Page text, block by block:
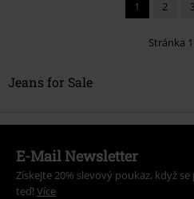
1 2
Stránka
Jeans for Sale
E-Mail Newsletter
Získejte 20% slevový poukaz, když
teď! Více